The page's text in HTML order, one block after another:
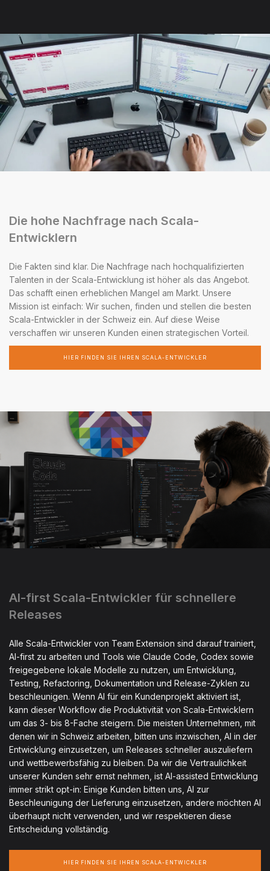
Die hohe Nachfrage nach Scala-
Entwicklern
Die Fakten sind klar. Die Nachfrage nach hochqualifizierten
Talenten in der Scala-Entwicklung ist höher als das Angebot.
Das schafft einen erheblichen Mangel am Markt. Unsere
Mission ist einfach: Wir suchen, finden und stellen die besten
Scala-Entwickler in der Schweiz ein. Auf diese Weise
verschaffen wir unseren Kunden einen strategischen Vorteil.
HIER FINDEN SIE IHREN SCALA-ENTWICKLER
AI-first Scala-Entwickler für schnellere
Releases
Alle Scala-Entwickler von Team Extension sind darauf trainiert,
AI-first zu arbeiten und Tools wie Claude Code, Codex sowie
freigegebene lokale Modelle zu nutzen, um Entwicklung,
Testing, Refactoring, Dokumentation und Release-Zyklen zu
beschleunigen. Wenn AI für ein Kundenprojekt aktiviert ist,
kann dieser Workflow die Produktivität von Scala-Entwicklern
um das 3- bis 8-Fache steigern. Die meisten Unternehmen, mit
denen wir in Schweiz arbeiten, bitten uns inzwischen, AI in der
Entwicklung einzusetzen, um Releases schneller auszuliefern
und wettbewerbsfähig zu bleiben. Da wir die Vertraulichkeit
unserer Kunden sehr ernst nehmen, ist AI-assisted Entwicklung
immer strikt opt-in: Einige Kunden bitten uns, AI zur
Beschleunigung der Lieferung einzusetzen, andere möchten AI
überhaupt nicht verwenden, und wir respektieren diese
Entscheidung vollständig.
HIER FINDEN SIE IHREN SCALA-ENTWICKLER